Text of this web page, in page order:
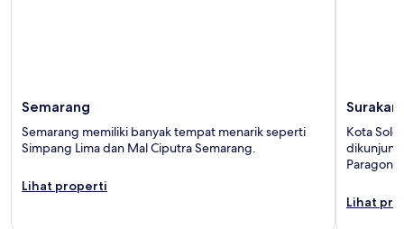
Semarang
Semarang memiliki banyak tempat menarik seperti
Simpang Lima dan Mal Ciputra Semarang.
Lihat properti
Kota
Paragon
Lihat